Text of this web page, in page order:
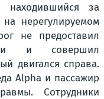
находившийся за
нерегулируемом
не предоставил
и совершил
двигался справа.
Alpha и пассажир
Сотрудники